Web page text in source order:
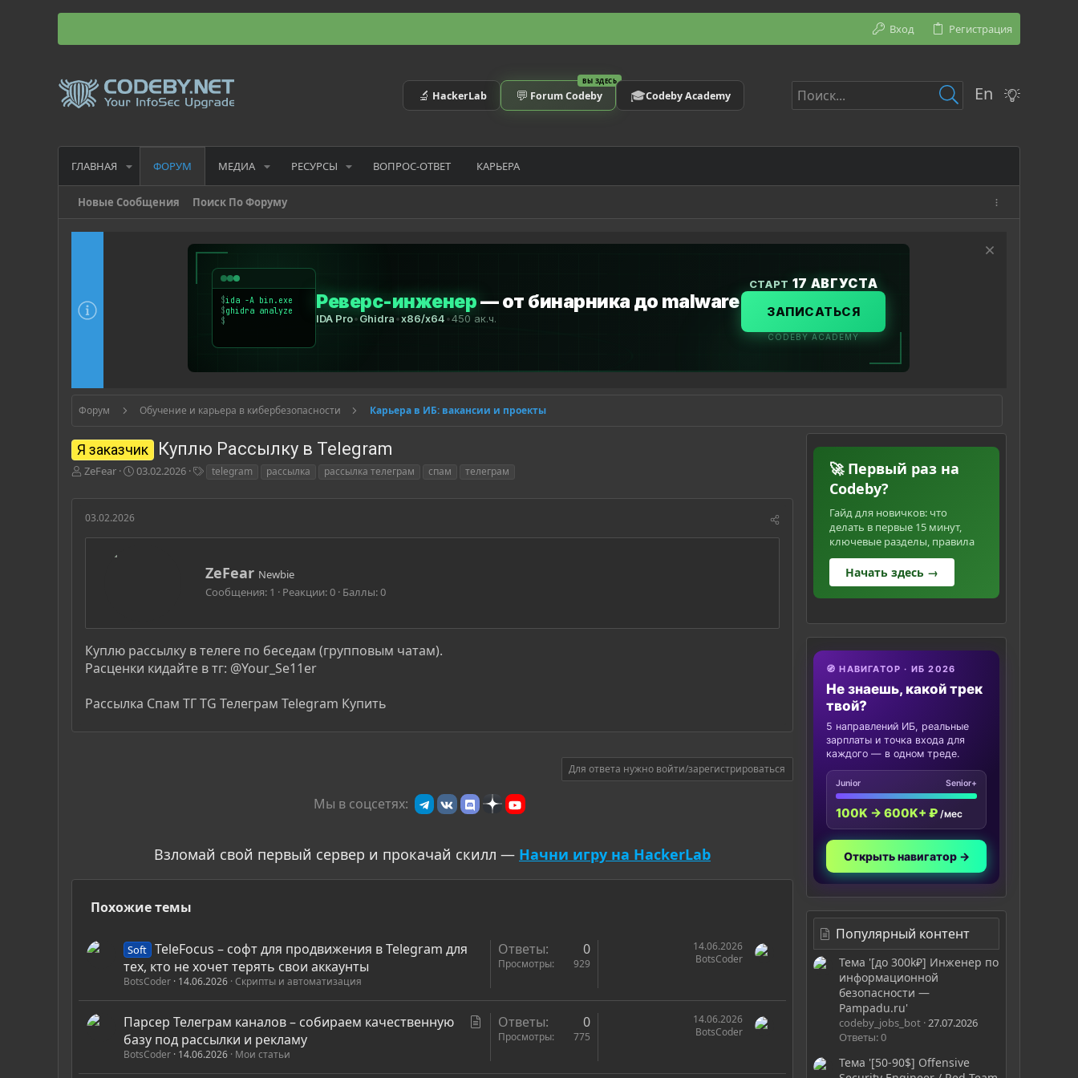
Вход Регистрация
🔬 HackerLab
ВЫ ЗДЕСЬ
💬 Forum Codeby 🎓Codeby Academy En
ГЛАВНАЯ ФОРУМ МЕДИА РЕСУРСЫ ВОПРОС-ОТВЕТ КАРЬЕРА
Новые Сообщения Поиск По Форуму
Форум Обучение и карьера в кибербезопасности Карьера в ИБ: вакансии и проекты
Я заказчик Куплю Рассылку в Telegram
А
т
о
т
ZeFear
Д
т
а
03.02.2026
г
telegram рассылка рассылка телеграм спам телеграм
03.02.2026
А
т
р
ZeFear Newbie
Сообщения 1 Реакции 0 Баллы 0
Куплю рассылку в телеге по беседам (групповым чатам).
Расценки кидайте в тг: @Your_Se11er
Рассылка Спам ТГ TG Телеграм Telegram Купить
Для ответа нужно войти/зарегистрироваться
Мы в соцсетях:
Взломай свой первый сервер и прокачай скилл — Начни игру на HackerLab
Похожие темы
Soft TeleFocus – софт для продвижения в Telegram для
тех, кто не хочет терять свои аккаунты
BotsCoder 14.06.2026 Скрипты и автоматизация
Ответы 0
Просмотры 929
14.06.2026
BotsCoder
т
Парсер Телеграм каналов – собираем качественную
базу под рассылки и рекламу
BotsCoder 14.06.2026 Мои статьи
Ответы 0
Просмотры 775
14.06.2026
BotsCoder
🚀 Первый раз на
Codeby?
Гайд для новичков: что
делать в первые 15 минут,
ключевые разделы, правила
Начать здесь →
🧭 НАВИГАТОР · ИБ 2026
Не знаешь, какой трек
твой?
5 направлений ИБ, реальные
зарплаты и точка входа для
каждого — в одном треде.
Junior Senior+
100K → 600K+ ₽ /мес
Открыть навигатор →
Популярный контент
Тема '[до 300k₽] Инженер по
информационной
безопасности —
Pampadu.ru'
codeby_jobs_bot 27.07.2026
Ответы: 0
Тема '[50-90$] Offensive